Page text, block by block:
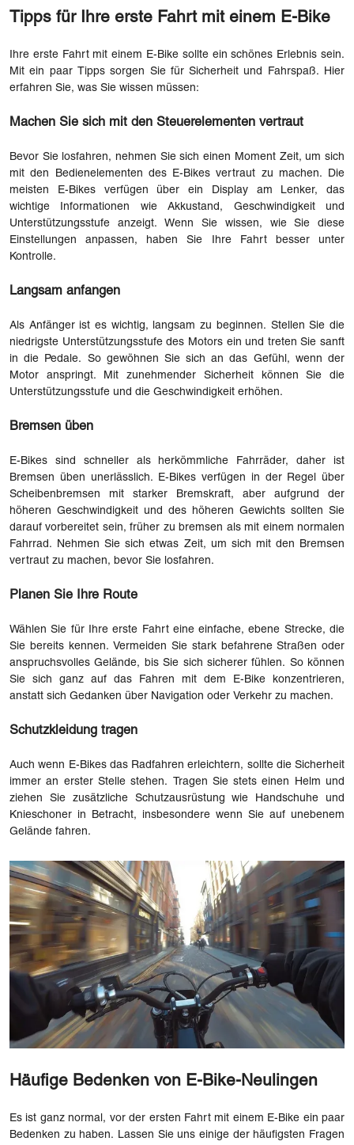
Tipps für Ihre erste Fahrt mit einem E-Bike
Ihre erste Fahrt mit einem E-Bike sollte ein schönes Erlebnis sein.
Mit ein paar Tipps sorgen Sie für Sicherheit und Fahrspaß. Hier
erfahren Sie, was Sie wissen müssen:
Machen Sie sich mit den Steuerelementen vertraut
Bevor Sie losfahren, nehmen Sie sich einen Moment Zeit, um sich
mit den Bedienelementen des E-Bikes vertraut zu machen. Die
meisten E-Bikes verfügen über ein Display am Lenker, das
wichtige Informationen wie Akkustand, Geschwindigkeit und
Unterstützungsstufe anzeigt. Wenn Sie wissen, wie Sie diese
Einstellungen anpassen, haben Sie Ihre Fahrt besser unter
Kontrolle.
Langsam anfangen
Als Anfänger ist es wichtig, langsam zu beginnen. Stellen Sie die
niedrigste Unterstützungsstufe des Motors ein und treten Sie sanft
in die Pedale. So gewöhnen Sie sich an das Gefühl, wenn der
Motor anspringt. Mit zunehmender Sicherheit können Sie die
Unterstützungsstufe und die Geschwindigkeit erhöhen.
Bremsen üben
E-Bikes sind schneller als herkömmliche Fahrräder, daher ist
Bremsen üben unerlässlich. E-Bikes verfügen in der Regel über
Scheibenbremsen mit starker Bremskraft, aber aufgrund der
höheren Geschwindigkeit und des höheren Gewichts sollten Sie
darauf vorbereitet sein, früher zu bremsen als mit einem normalen
Fahrrad. Nehmen Sie sich etwas Zeit, um sich mit den Bremsen
vertraut zu machen, bevor Sie losfahren.
Planen Sie Ihre Route
Wählen Sie für Ihre erste Fahrt eine einfache, ebene Strecke, die
Sie bereits kennen. Vermeiden Sie stark befahrene Straßen oder
anspruchsvolles Gelände, bis Sie sich sicherer fühlen. So können
Sie sich ganz auf das Fahren mit dem E-Bike konzentrieren,
anstatt sich Gedanken über Navigation oder Verkehr zu machen.
Schutzkleidung tragen
Auch wenn E-Bikes das Radfahren erleichtern, sollte die Sicherheit
immer an erster Stelle stehen. Tragen Sie stets einen Helm und
ziehen Sie zusätzliche Schutzausrüstung wie Handschuhe und
Knieschoner in Betracht, insbesondere wenn Sie auf unebenem
Gelände fahren.
Häufige Bedenken von E-Bike-Neulingen
Es ist ganz normal, vor der ersten Fahrt mit einem E-Bike ein paar
Bedenken zu haben. Lassen Sie uns einige der häufigsten Fragen